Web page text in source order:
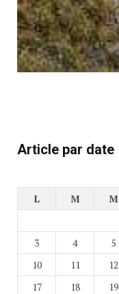
Article par date
L
M M
3
4 5
10
11 12
17
18 19